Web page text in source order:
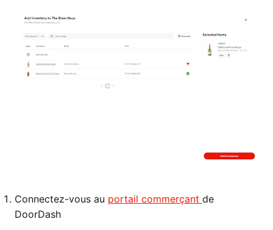
Connectez-vous au portail commerçant de
DoorDash